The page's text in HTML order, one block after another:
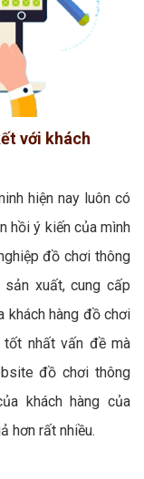
với khách
hiện nay luôn có
hồi ý kiến của mình
đồ chơi thông
xuất, cung cấp
khách hàng đồ chơi
tốt nhất vấn đề mà
đồ chơi thông
khách hàng của
hơn rất nhiều.